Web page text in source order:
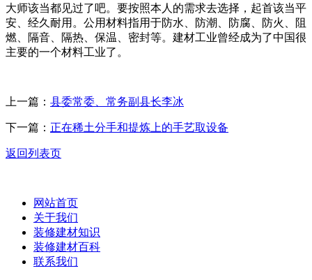
大师该当都见过了吧。要按照本人的需求去选择，起首该当平
安、经久耐用。公用材料指用于防水、防潮、防腐、防火、阻
燃、隔音、隔热、保温、密封等。建材工业曾经成为了中国很
主要的一个材料工业了。
上一篇： 县委常委、常务副县长李冰
下一篇： 正在稀土分手和提炼上的手艺取设备
返回列表页
网站首页
关于我们
装修建材知识
装修建材百科
联系我们